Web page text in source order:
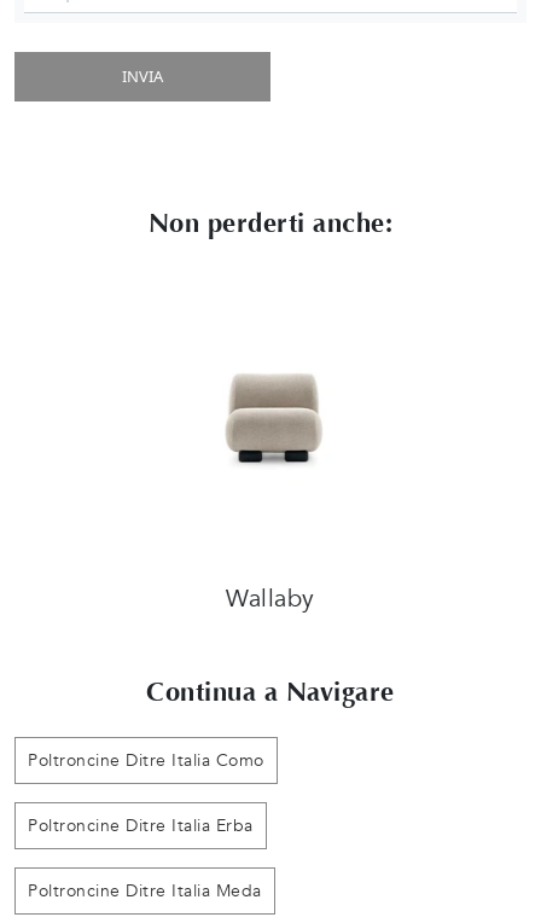
INVIA
Non perderti anche:
Wallaby
Continua a Navigare
Poltroncine Ditre Italia Como
Poltroncine Ditre Italia Erba
Poltroncine Ditre Italia Meda